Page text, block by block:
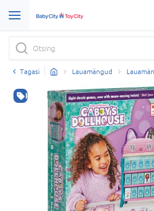
Tagasi Lauamängud
HEA HIND